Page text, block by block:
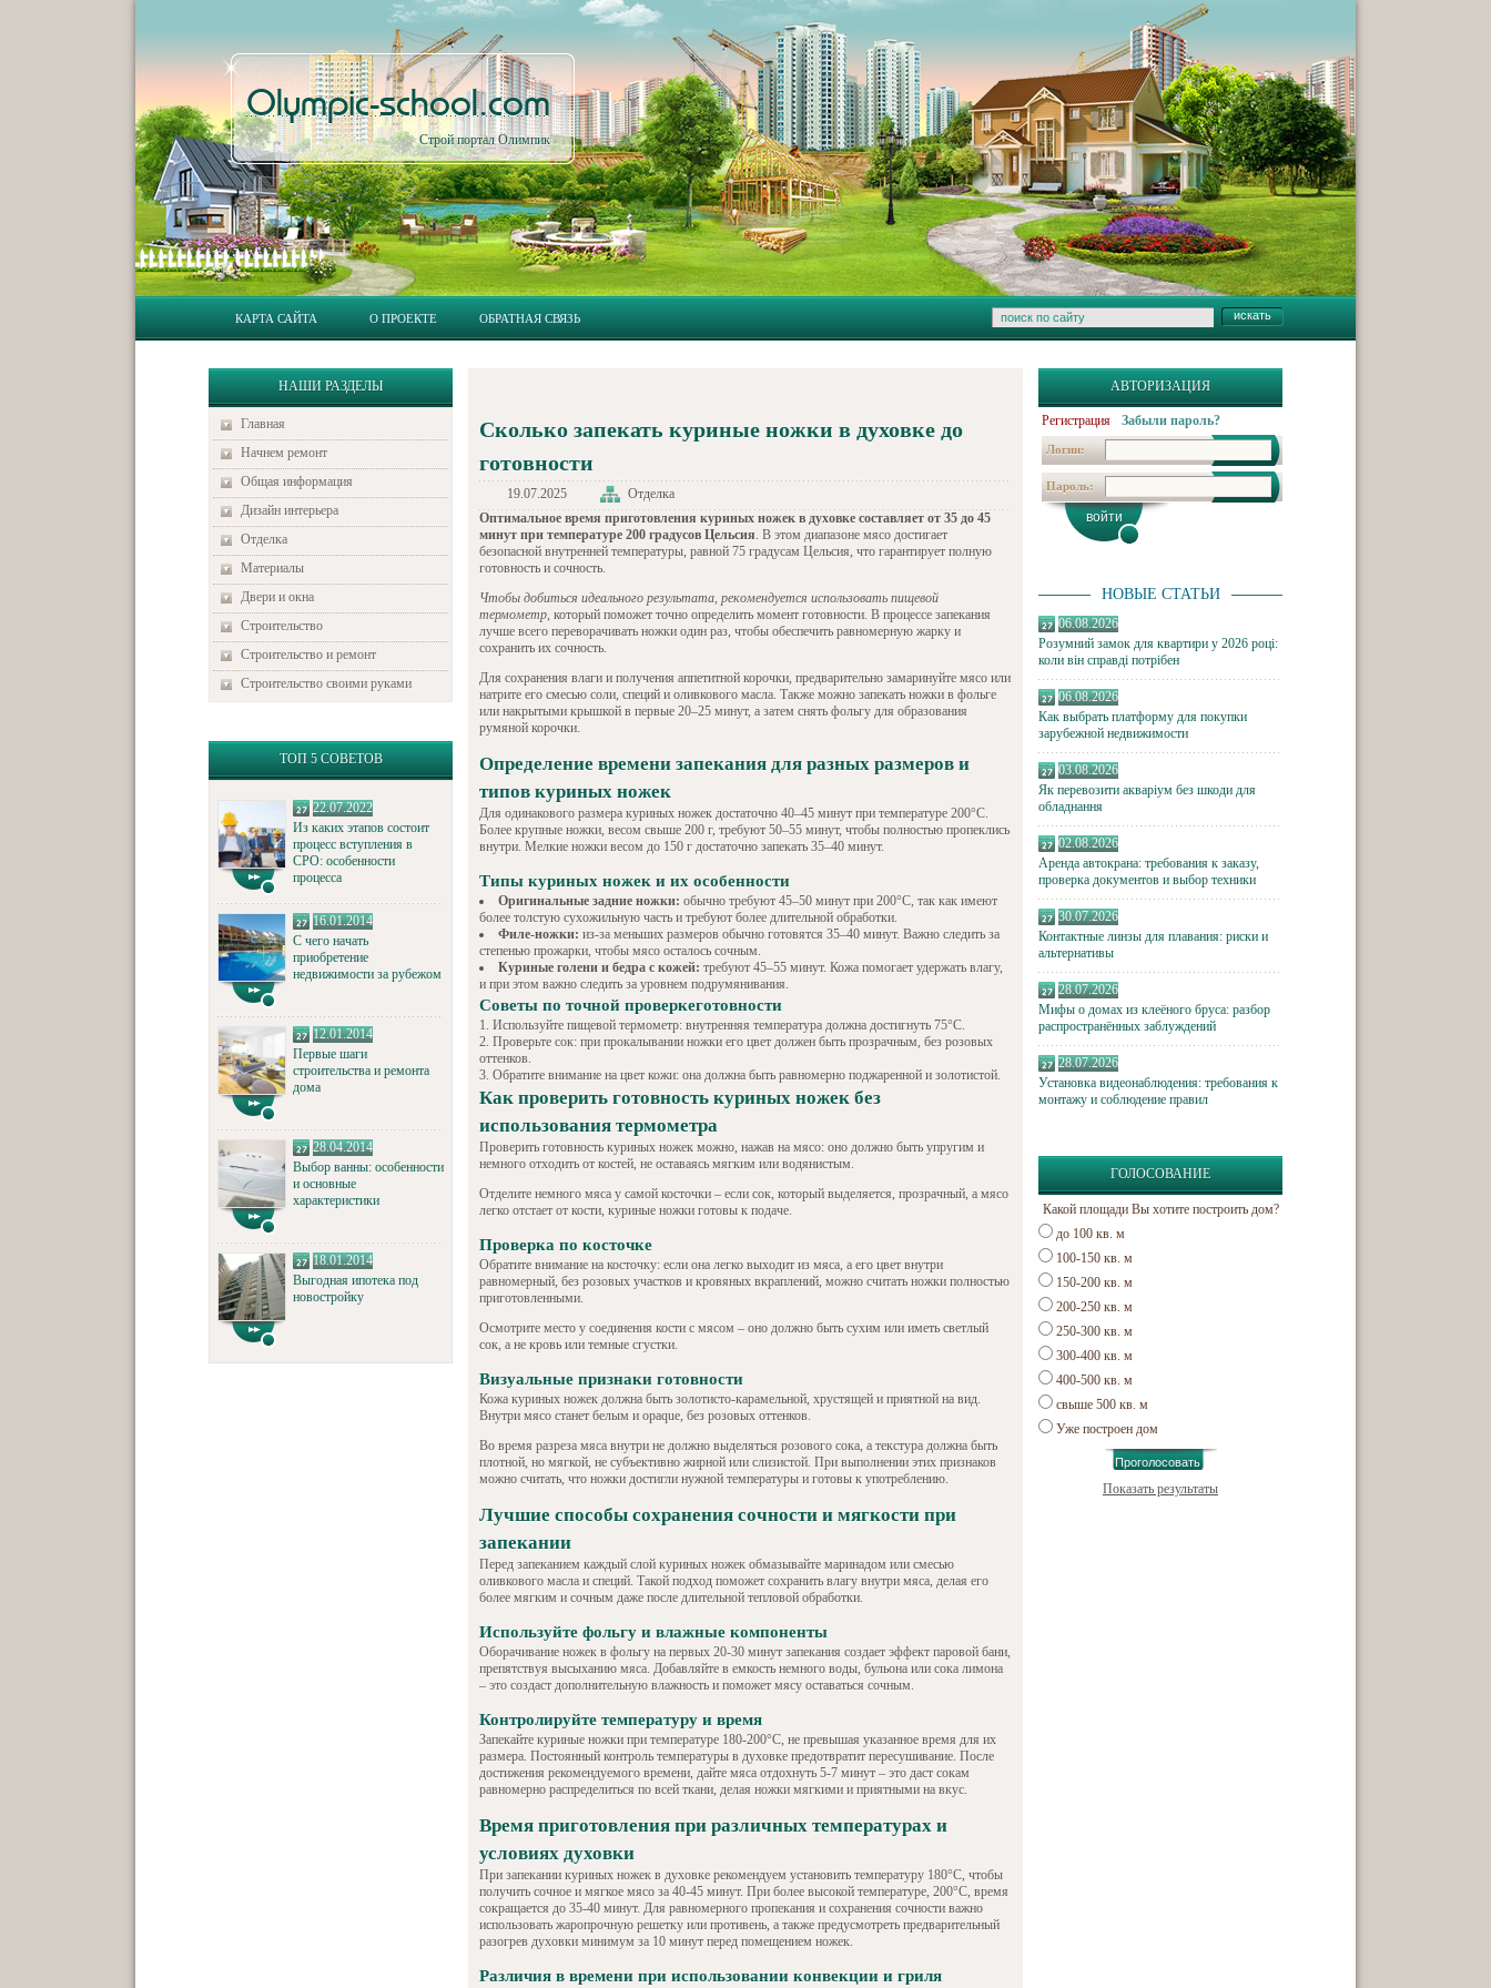
Olympic-school.com
Строй портал Олимпик
КАРТА САЙТА О ПРОЕКТЕ ОБРАТНАЯ СВЯЗЬ
НАШИ РАЗДЕЛЫ
Главная
Начнем ремонт
Общая информация
Дизайн интерьера
Отделка
Материалы
Двери и окна
Строительство
Строительство и ремонт
Строительство своими руками
ТОП 5 СОВЕТОВ
22.07.2022
Из каких этапов состоит
процесс вступления в
СРО: особенности
процесса
16.01.2014
С чего начать
приобретение
недвижимости за рубежом
12.01.2014
Первые шаги
строительства и ремонта
дома
28.04.2014
Выбор ванны: особенности
и основные
характеристики
18.01.2014
Выгодная ипотека под
новостройку
АВТОРИЗАЦИЯ
Регистрация Забыли пароль?
Логин:
Пароль:
НОВЫЕ СТАТЬИ
06.08.2026
Розумний замок для квартири у 2026 році:
коли він справді потрібен
06.08.2026
Как выбрать платформу для покупки
зарубежной недвижимости
03.08.2026
Як перевозити акваріум без шкоди для
обладнання
02.08.2026
Аренда автокрана: требования к заказу,
проверка документов и выбор техники
30.07.2026
Контактные линзы для плавания: риски и
альтернативы
28.07.2026
Мифы о домах из клеёного бруса: разбор
распространённых заблуждений
28.07.2026
Установка видеонаблюдения: требования к
монтажу и соблюдение правил
ГОЛОСОВАНИЕ
Какой площади Вы хотите построить дом?
до 100 кв. м
100-150 кв. м
150-200 кв. м
200-250 кв. м
250-300 кв. м
300-400 кв. м
400-500 кв. м
свыше 500 кв. м
Уже построен дом
Показать результаты
Сколько запекать куриные ножки в духовке до
готовности
19.07.2025
Отделка
Оптимальное время приготовления куриных ножек в духовке составляет от 35 до 45
минут при температуре 200 градусов Цельсия. В этом диапазоне мясо достигает
безопасной внутренней температуры, равной 75 градусам Цельсия, что гарантирует полную
готовность и сочность.
Чтобы добиться идеального результата, рекомендуется использовать пищевой
термометр, который поможет точно определить момент готовности. В процессе запекания
лучше всего переворачивать ножки один раз, чтобы обеспечить равномерную жарку и
сохранить их сочность.
Для сохранения влаги и получения аппетитной корочки, предварительно замаринуйте мясо или
натрите его смесью соли, специй и оливкового масла. Также можно запекать ножки в фольге
или накрытыми крышкой в первые 20–25 минут, а затем снять фольгу для образования
румяной корочки.
Определение времени запекания для разных размеров и
типов куриных ножек
Для одинакового размера куриных ножек достаточно 40–45 минут при температуре 200°C.
Более крупные ножки, весом свыше 200 г, требуют 50–55 минут, чтобы полностью пропеклись
внутри. Мелкие ножки весом до 150 г достаточно запекать 35–40 минут.
Типы куриных ножек и их особенности
Оригинальные задние ножки: обычно требуют 45–50 минут при 200°C, так как имеют
более толстую сухожильную часть и требуют более длительной обработки.
Филе-ножки: из-за меньших размеров обычно готовятся 35–40 минут. Важно следить за
степенью прожарки, чтобы мясо осталось сочным.
Куриные голени и бедра с кожей: требуют 45–55 минут. Кожа помогает удержать влагу,
и при этом важно следить за уровнем подрумянивания.
Советы по точной проверкеготовности
Используйте пищевой термометр: внутренняя температура должна достигнуть 75°C.
Проверьте сок: при прокалывании ножки его цвет должен быть прозрачным, без розовых
оттенков.
Обратите внимание на цвет кожи: она должна быть равномерно поджаренной и золотистой.
Как проверить готовность куриных ножек без
использования термометра
Проверить готовность куриных ножек можно, нажав на мясо: оно должно быть упругим и
немного отходить от костей, не оставаясь мягким или водянистым.
Отделите немного мяса у самой косточки – если сок, который выделяется, прозрачный, а мясо
легко отстает от кости, куриные ножки готовы к подаче.
Проверка по косточке
Обратите внимание на косточку: если она легко выходит из мяса, а его цвет внутри
равномерный, без розовых участков и кровяных вкраплений, можно считать ножки полностью
приготовленными.
Осмотрите место у соединения кости с мясом – оно должно быть сухим или иметь светлый
сок, а не кровь или темные сгустки.
Визуальные признаки готовности
Кожа куриных ножек должна быть золотисто-карамельной, хрустящей и приятной на вид.
Внутри мясо станет белым и opaque, без розовых оттенков.
Во время разреза мяса внутри не должно выделяться розового сока, а текстура должна быть
плотной, но мягкой, не субъективно жирной или слизистой. При выполнении этих признаков
можно считать, что ножки достигли нужной температуры и готовы к употреблению.
Лучшие способы сохранения сочности и мягкости при
запекании
Перед запеканием каждый слой куриных ножек обмазывайте маринадом или смесью
оливкового масла и специй. Такой подход поможет сохранить влагу внутри мяса, делая его
более мягким и сочным даже после длительной тепловой обработки.
Используйте фольгу и влажные компоненты
Оборачивание ножек в фольгу на первых 20-30 минут запекания создает эффект паровой бани,
препятствуя высыханию мяса. Добавляйте в емкость немного воды, бульона или сока лимона
– это создаст дополнительную влажность и поможет мясу оставаться сочным.
Контролируйте температуру и время
Запекайте куриные ножки при температуре 180-200°С, не превышая указанное время для их
размера. Постоянный контроль температуры в духовке предотвратит пересушивание. После
достижения рекомендуемого времени, дайте мяса отдохнуть 5-7 минут – это даст сокам
равномерно распределиться по всей ткани, делая ножки мягкими и приятными на вкус.
Время приготовления при различных температурах и
условиях духовки
При запекании куриных ножек в духовке рекомендуем установить температуру 180°C, чтобы
получить сочное и мягкое мясо за 40-45 минут. При более высокой температуре, 200°C, время
сокращается до 35-40 минут. Для равномерного пропекания и сохранения сочности важно
использовать жаропрочную решетку или противень, а также предусмотреть предварительный
разогрев духовки минимум за 10 минут перед помещением ножек.
Различия в времени при использовании конвекции и гриля